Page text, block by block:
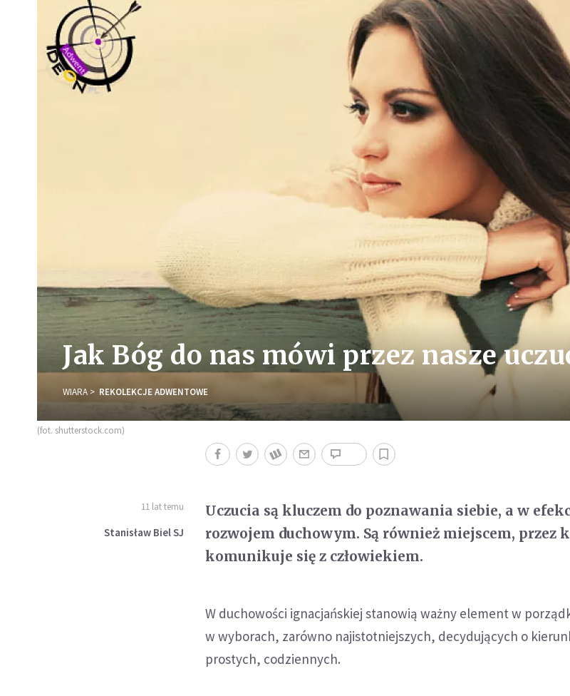
Jak Bóg do nas mówi przez nasze
WIARA REKOLEKCJE ADWENTOWE
(fot. shutterstock.com)
11 lat temu
Stanisław Biel SJ
Uczucia są kluczem do poznawania siebie, a w
rozwojem duchowym. Są również miejscem, przez
komunikuje się z człowiekiem.
W duchowości ignacjańskiej stanowią ważny element w
w wyborach, zarówno najistotniejszych, decydujących o
prostych, codziennych.